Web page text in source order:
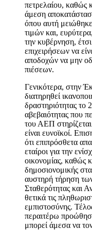
πετρελαίου, καθώς
άμεση
όπου αυτή
τιμών και,
την κυβέρνηση,
επιχειρήσεων να
αποδοχών να μην
πιέσεων.
Γενικότερα, στην
διατηρηθεί
δραστηριότητας το
αβεβαιότητας που
του ΑΕΠ στηρίζεται
είναι ευνοϊκοί.
ότι επιπρόσθετα
εταίροι για την
οικονομίας, καθώς
δημοσιονομικής
αυστηρή τήρηση
Σταθερότητας και
θετικά τις
εμπιστοσύνης.
περαιτέρω
μπορεί άμεσα να